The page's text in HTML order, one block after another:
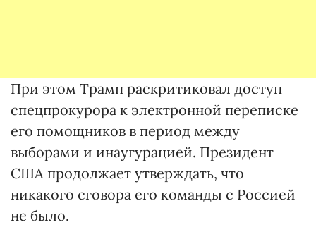
При этом Трамп раскритиковал доступ
спецпрокурора к электронной переписке
его помощников в период между
выборами и инаугурацией. Президент
США продолжает утверждать, что
никакого сговора его команды с Россией
не было.